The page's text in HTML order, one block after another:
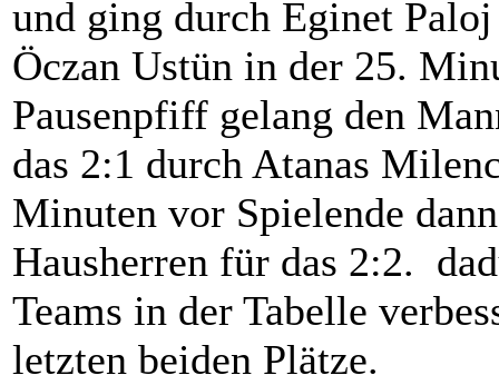
und ging durch Eginet
Öczan Ustün in der 25.
Pausenpfiff gelang den
das 2:1 durch Atanas
Minuten vor Spielende
Hausherren für das 2:2.
Teams in der Tabelle
letzten beiden Plätze.